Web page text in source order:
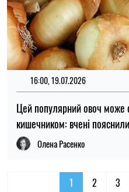
16:00, 19.07.2026
Цей популярний овоч може
кишечником: вчені
Олена Расенко
1 2 3